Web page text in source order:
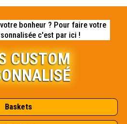
bonheur ? Pour faire votre
c'est par ici !
CUSTOM
Baskets